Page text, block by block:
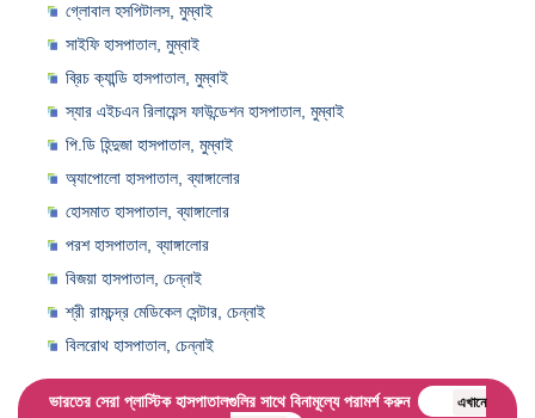
গ্লোবাল হসপিটালস, মুম্বাই
সাইফি হাসপাতাল, মুম্বাই
ব্রিচ ক্যান্ডি হাসপাতাল, মুম্বাই
স্যার এইচএন রিলায়েন্স ফাউন্ডেশন হাসপাতাল, মুম্বাই
পি.ডি হিন্দুজা হাসপাতাল, মুম্বাই
অ্যাপোলো হাসপাতাল, ব্যাঙ্গালোর
হোসমাত হাসপাতাল, ব্যাঙ্গালোর
পরশ হাসপাতাল, ব্যাঙ্গালোর
বিজয়া হাসপাতাল, চেন্নাই
শ্রী রামচন্দ্র মেডিকেল সেন্টার, চেন্নাই
বিলরোথ হাসপাতাল, চেন্নাই
ভারতের সেরা প্লাস্টিক হাসপাতালগুলির সাথে বিনামূল্যে পরামর্শ করুন
এখানে